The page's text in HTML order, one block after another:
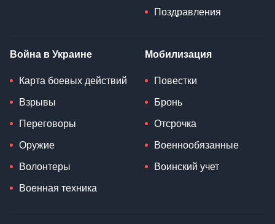
Поздравления
Война в Украине
Карта боевых действий
Взрывы
Переговоры
Оружие
Волонтеры
Военная техника
Мобилизация
Повестки
Бронь
Отсрочка
Военнообязанные
Воинский учет